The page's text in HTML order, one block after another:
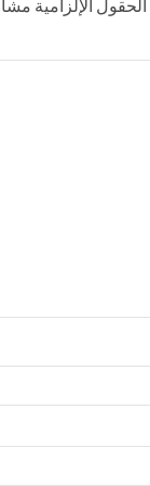
الحقول الإلزامية مشار